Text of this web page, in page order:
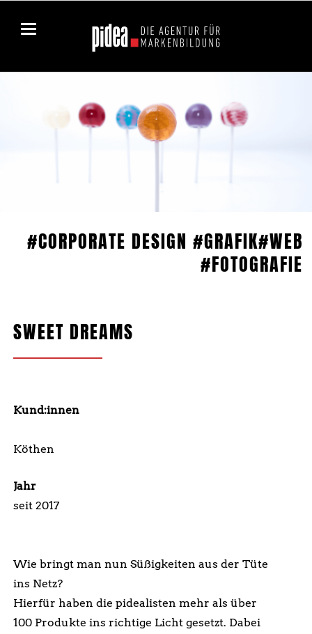
#CORPORATE DESIGN #GRAFIK#WEB
#FOTOGRAFIE
SWEET DREAMS
Kund:innen
Köthen
Jahr
seit 2017
Wie bringt man nun Süßigkeiten aus der Tüte
ins Netz?
Hierfür haben die pidealisten mehr als über
100 Produkte ins richtige Licht gesetzt. Dabei